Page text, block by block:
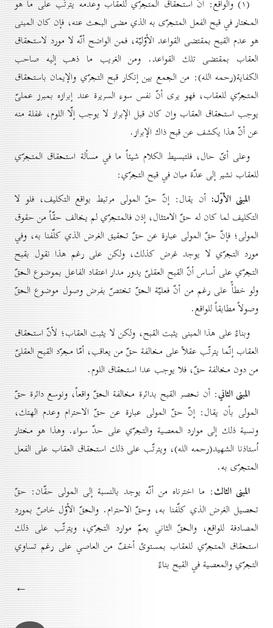
(۱) والواقع: أنّ استحقاق المتجرّي للعقاب وعدمه يترتّب على ما هو
المختار في قبح الفعل المتجرّى به الذي مضى البحث عنه، فإن كان المبنى
هو عدم القبح بمقتضى القواعد الأوّليّة، فمن الواضح أنّه لا مورد لاستحقاق
العقاب بمقتضى تلك القواعد. ومن الغريب ما ذهب إليه صاحب
الكفاية(رحمه الله): من الجمع بين إنكار قبح التجرّي والإيمان باستحقاق
المتجرّي للعقاب، فهو يرى أنّ نفس سوء السريرة عند إبرازه بمبرز عملىّ
يوجب استحقاق العقاب وإن كان قبل الإبراز لا يوجب إلّا اللوم، غفلة منه
عن أنّ هذا يكشف عن قبح ذاك الإبراز.
وعلى أىّ حال، فلتبسيط الكلام شيئاً ما في مسألة استحقاق المتجرّي
للعقاب نشير إلى عدّة مبان في قبح التجرّي:
المبنى الأوّل: أن يقال: إنّ حقّ المولى مرتبط بواقع التكليف، فلو لا
التكليف لما كان له حقّ الامتثال، إذن فالمتجرّي لم يخالف حقّاً من حقوق
المولى؛ فإنّ حقّ المولى عبارة عن حقّ تحقيق الغرض الذي كلّفنا به، وفي
مورد التجرّي لا يوجد غرض كذلك، ولكن على رغم هذا نقول بقبح
التجرّي على أساس أنّ القبح العقلىّ يدور مدار اعتقاد الفاعل بموضوع الحقّ
ولو خطأً على رغم من أنّ فعليّة الحقّ تختصّ بفرض وصول موضوع الحقّ
وصولاً مطابقاً للواقع.
وبناءً على هذا المبنى يثبت القبح، ولكن لا يثبت العقاب؛ لأنّ استحقاق
العقاب إنّما يترتّب عقلاً على مخالفة حقّ من يعاقب، أمّا مجرّد القبح العقلىّ
من دون مخالفة حقّ، فلا يوجب عدا استحقاق اللوم.
المبنى الثاني: أن نحصر القبح بدائرة مخالفة الحقّ واقعاً، ونوسع دائرة حقّ
المولى بأن يقال: إنّ حقّ المولى عبارة عن حقّ الاحترام وعدم الهتك،
ونسبة ذلك إلى موارد المعصية والتجرّي على حدّ سواء. وهذا هو مختار
اُستاذنا الشهيد(رحمه الله)، ويترتّب على ذلك استحقاق العقاب على الفعل
المتجرّى به.
المبنى الثالث: ما اخترناه من أنّه يوجد بالنسبة إلى المولى حقّان: حقّ
تحصيل الغرض الذي كلّفنا به، وحقّ الاحترام. والحقّ الأوّل خاصّ بمورد
المصادفة للواقع، والحقّ الثاني يعمّ موارد التجرّي، ويترتّب على ذلك
استحقاق المتجرّي للعقاب بمستوىً أخفّ من العاصي على رغم تساوي
التجرّي والمعصية في القبح بناءً
←